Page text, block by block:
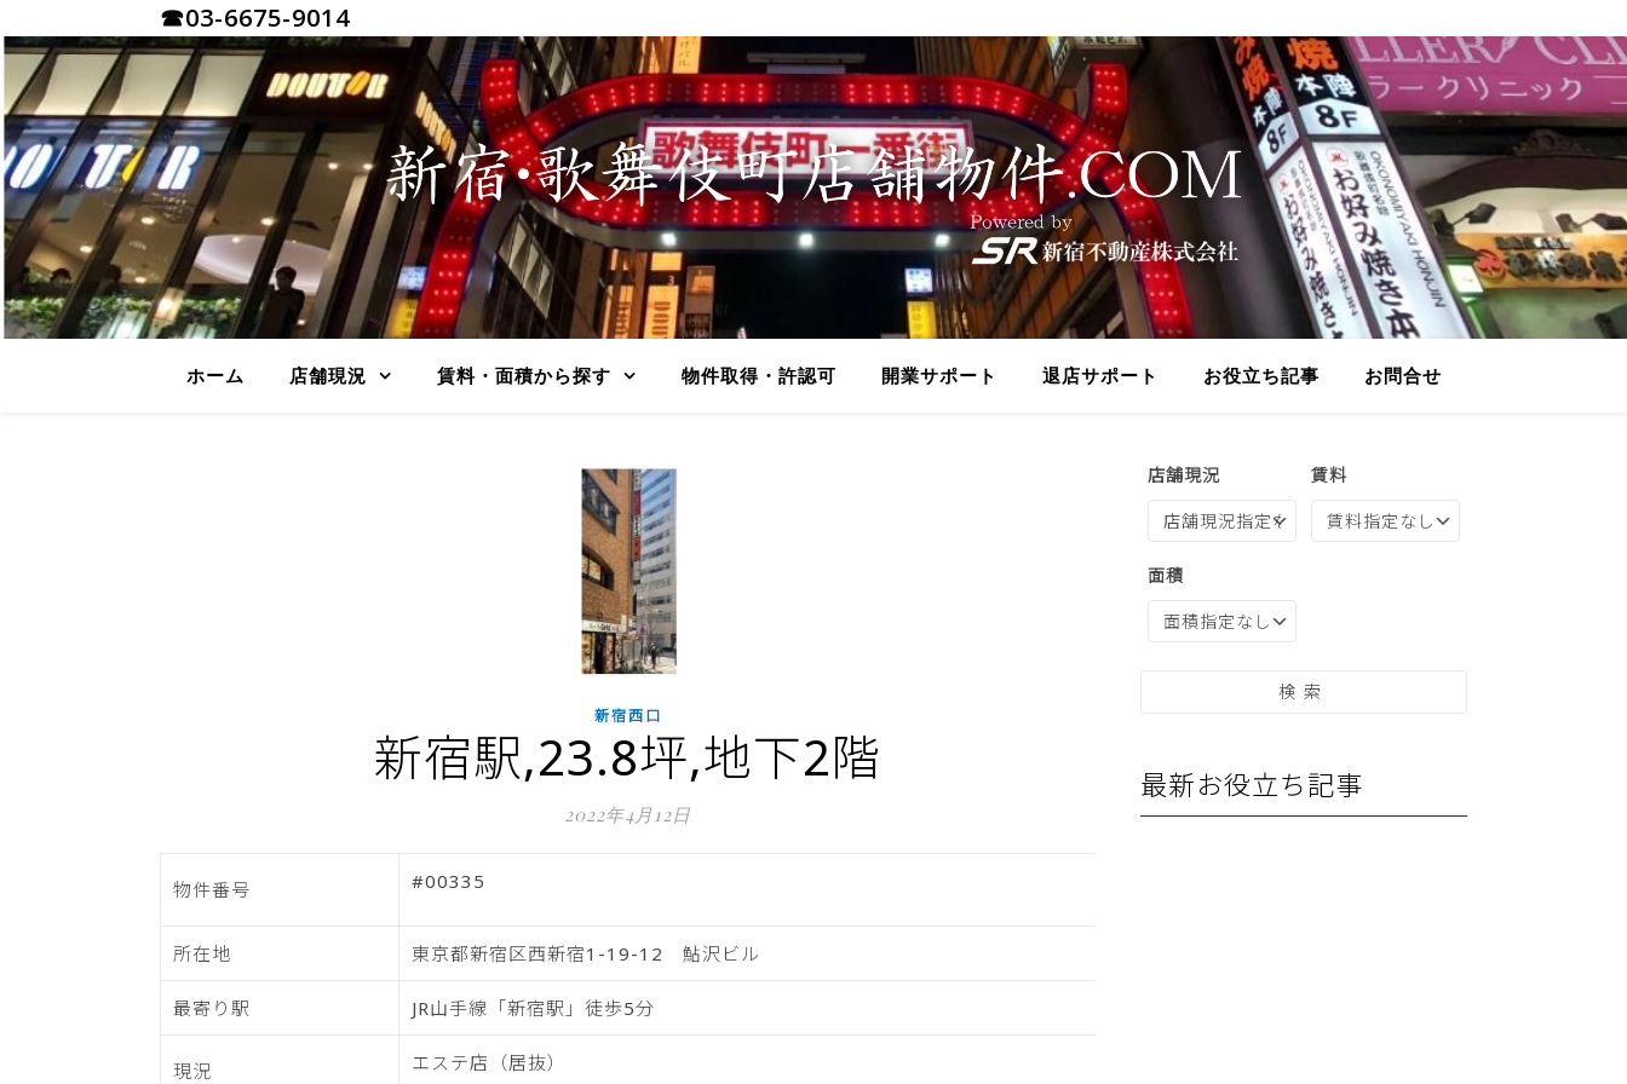
☎03-6675-9014
ホーム 店舗現況 賃料・面積から探す 物件取得・許認可 開業サポート 退店サポート お役立ち記事 お問合せ
新宿西口
新宿駅,23.8坪,地下2階
2022年4月12日
物件番号 #00335
所在地 東京都新宿区西新宿1-19-12 鮎沢ビル
最寄り駅 JR山手線「新宿駅」徒歩5分
現況 エステ店（居抜）
店舗現況 賃料
面積
最新お役立ち記事